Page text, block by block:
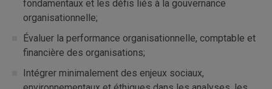
fondamentaux et les défis liés à la gouvernance
organisationnelle;
Évaluer la performance organisationnelle, comptable et
financière des organisations;
Intégrer minimalement des enjeux sociaux,